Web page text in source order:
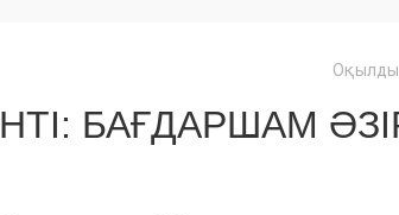
БАҒДАРШАМ